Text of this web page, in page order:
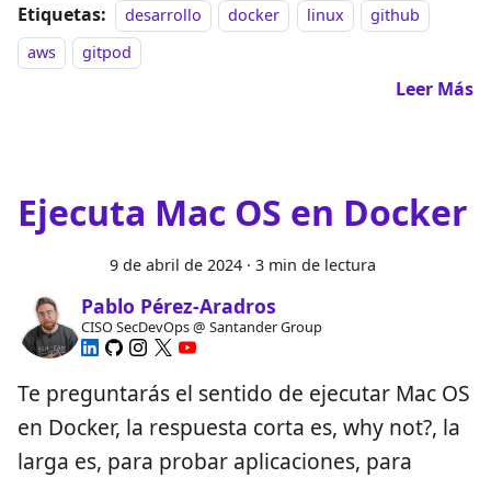
Etiquetas: desarrollo docker linux
github
aws
gitpod
Leer Más
Ejecuta Mac OS en Docker
9 de abril de 2024 · 3 min de lectura
Pablo Pérez-Aradros
CISO SecDevOps @ Santander Group
Te preguntarás el sentido de ejecutar Mac OS
en Docker, la respuesta corta es, why not?, la
larga es, para probar aplicaciones, para